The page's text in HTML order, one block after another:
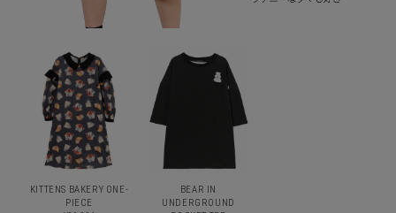
KITTENS BAKERY ONE-
PIECE
BEAR IN
UNDERGROUND